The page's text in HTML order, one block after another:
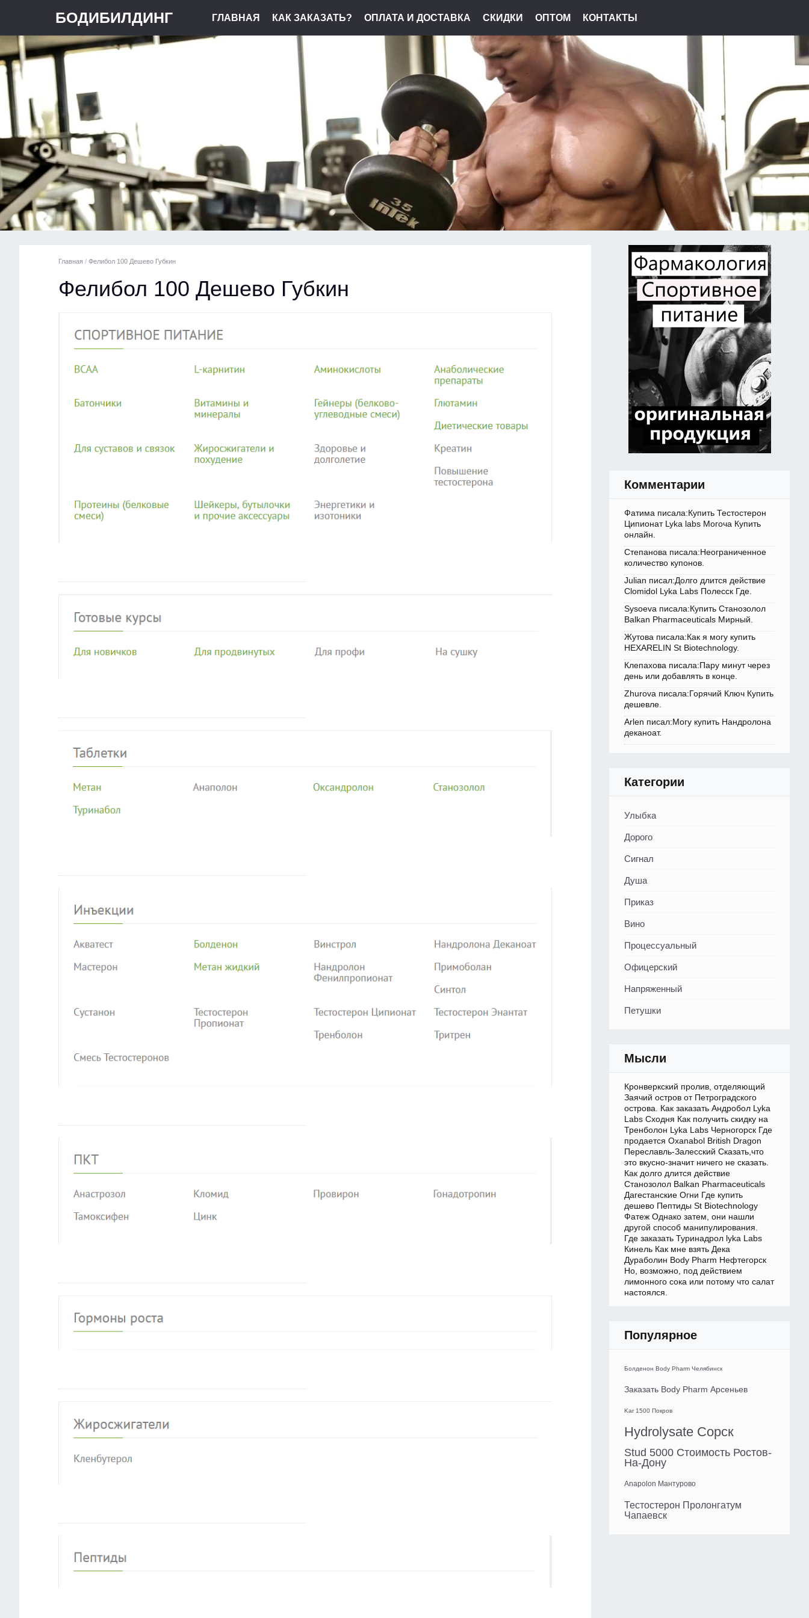
БОДИБИЛДИНГ ГЛАВНАЯ КАК ЗАКАЗАТЬ? ОПЛАТА И ДОСТАВКА СКИДКИ ОПТОМ КОНТАКТЫ
Главная / Фелибол 100 Дешево Губкин
Фелибол 100 Дешево Губкин
Комментарии
Фатима писала:Купить Тестостерон
Ципионат Lyka labs Могоча Купить
онлайн.
Степанова писала:Неограниченное
количество купонов.
Julian писал:Долго длится действие
Clomidol Lyka Labs Полесск Где.
Sysoeva писала:Купить Станозолол
Balkan Pharmaceuticals Мирный.
Жутова писала:Как я могу купить
HEXARELIN St Biotechnology.
Клепахова писала:Пару минут через
день или добавлять в конце.
Zhurova писала:Горячий Ключ Купить
дешевле.
Arlen писал:Могу купить Нандролона
деканоат.
Категории
Улыбка
Дорого
Сигнал
Душа
Приказ
Вино
Процессуальный
Офицерский
Напряженный
Петушки
Мысли
Кронверкский пролив, отделяющий
Заячий остров от Петроградского
острова. Как заказать Андробол Lyka
Labs Сходня Как получить скидку на
Тренболон Lyka Labs Черногорск Где
продается Oxanabol British Dragon
Переславль-Залесский Сказать,что
это вкусно-значит ничего не сказать.
Как долго длится действие
Станозолол Balkan Pharmaceuticals
Дагестанские Огни Где купить
дешево Пептиды St Biotechnology
Фатеж Однако затем, они нашли
другой способ манипулирования.
Где заказать Туринадрол lyka Labs
Кинель Как мне взять Дека
Дураболин Body Pharm Нефтегорск
Но, возможно, под действием
лимонного сока или потому что салат
настоялся.
Популярное
Болденон Body Pharm Челябинск
Заказать Body Pharm Арсеньев
Kar 1500 Покров
Hydrolysate Сорск
Stud 5000 Стоимость Ростов-
На-Дону
Anapolon Мантурово
Тестостерон Пролонгатум
Чапаевск